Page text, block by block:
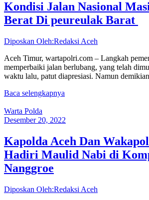
Kondisi Jalan Nasional
Berat Di peureulak Barat
Diposkan Oleh:Redaksi Aceh
Aceh Timur, wartapolri.com – Langkah
memperbaiki jalan berlubang, yang telah
waktu lalu, patut diapresiasi. Namun
Baca selengkapnya
Warta Polda
Desember 20, 2022
Kapolda Aceh Dan
Hadiri Maulid Nabi di
Nanggroe
Diposkan Oleh:Redaksi Aceh